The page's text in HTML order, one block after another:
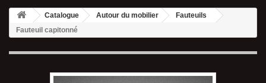
Catalogue Autour du mobilier
Fauteuils
Fauteuil capitonné